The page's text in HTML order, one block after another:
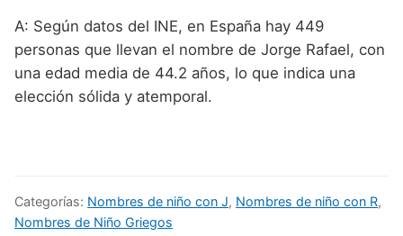
A: Según datos del INE, en España hay 449
personas que llevan el nombre de Jorge Rafael, con
una edad media de 44.2 años, lo que indica una
elección sólida y atemporal.
Categorías: Nombres de niño con J, Nombres de niño con R,
Nombres de Niño Griegos